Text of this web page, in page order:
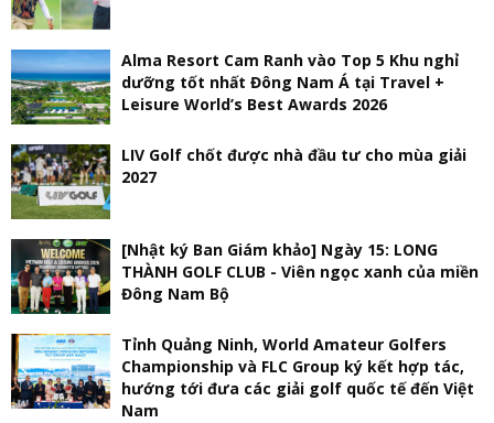
Alma Resort Cam Ranh vào Top 5 Khu nghỉ
dưỡng tốt nhất Đông Nam Á tại Travel +
Leisure World’s Best Awards 2026
LIV Golf chốt được nhà đầu tư cho mùa giải
2027
[Nhật ký Ban Giám khảo] Ngày 15: LONG
THÀNH GOLF CLUB - Viên ngọc xanh của miền
Đông Nam Bộ
Tỉnh Quảng Ninh, World Amateur Golfers
Championship và FLC Group ký kết hợp tác,
hướng tới đưa các giải golf quốc tế đến Việt
Nam